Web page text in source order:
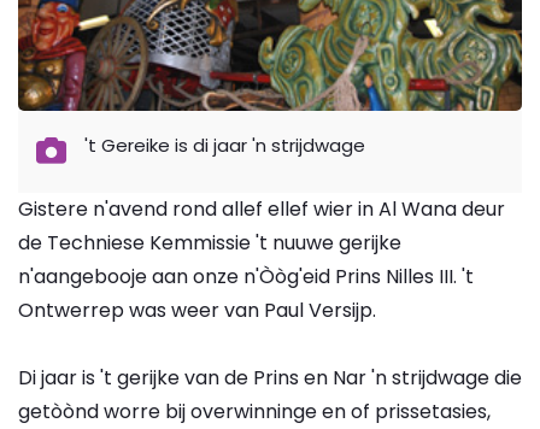
't Gereike is di jaar 'n strijdwage
Gistere n'avend rond allef ellef wier in Al Wana deur
de Techniese Kemmissie 't nuuwe gerijke
n'aangebooje aan onze n'Òòg'eid Prins Nilles III. 't
Ontwerrep was weer van Paul Versijp.
Di jaar is 't gerijke van de Prins en Nar 'n strijdwage die
getòònd worre bij overwinninge en of prissetasies,